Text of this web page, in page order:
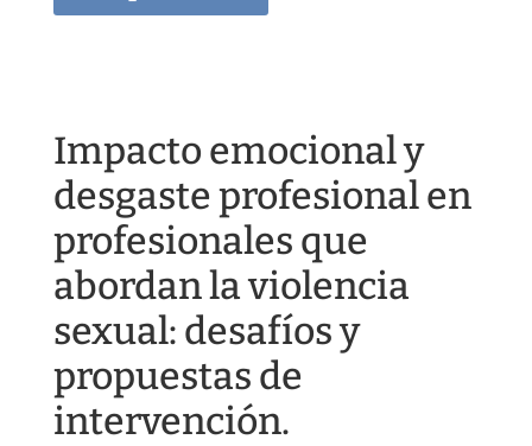
Impacto emocional y
desgaste profesional en
profesionales que
abordan la violencia
sexual: desafíos y
propuestas de
intervención.